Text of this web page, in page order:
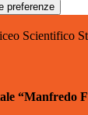
preferenze
Scientifico
“Manfredo